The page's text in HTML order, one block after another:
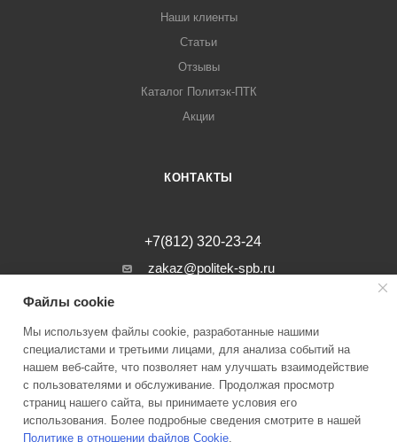
Наши клиенты
Статьи
Отзывы
Каталог Политэк-ПТК
Акции
КОНТАКТЫ
+7(812) 320-23-24
zakaz@politek-spb.ru
г. Санкт-Петербург, Минеральная ул, д.
2026 © Инженерные системы Политэк СПБ Все права защищены
Файлы cookie
Мы используем файлы cookie, разработанные нашими
специалистами и третьими лицами, для анализа событий на
нашем веб-сайте, что позволяет нам улучшать взаимодействие
с пользователями и обслуживание. Продолжая просмотр
страниц нашего сайта, вы принимаете условия его
использования. Более подробные сведения смотрите в нашей
Политике в отношении файлов Cookie.